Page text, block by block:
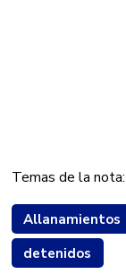
Temas de la nota:
Allanamientos
detenidos